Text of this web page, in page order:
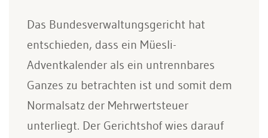
Das Bundesverwaltungsgericht hat
entschieden, dass ein Müesli-
Adventkalender als ein untrennbares
Ganzes zu betrachten ist und somit dem
Normalsatz der Mehrwertsteuer
unterliegt. Der Gerichtshof wies darauf